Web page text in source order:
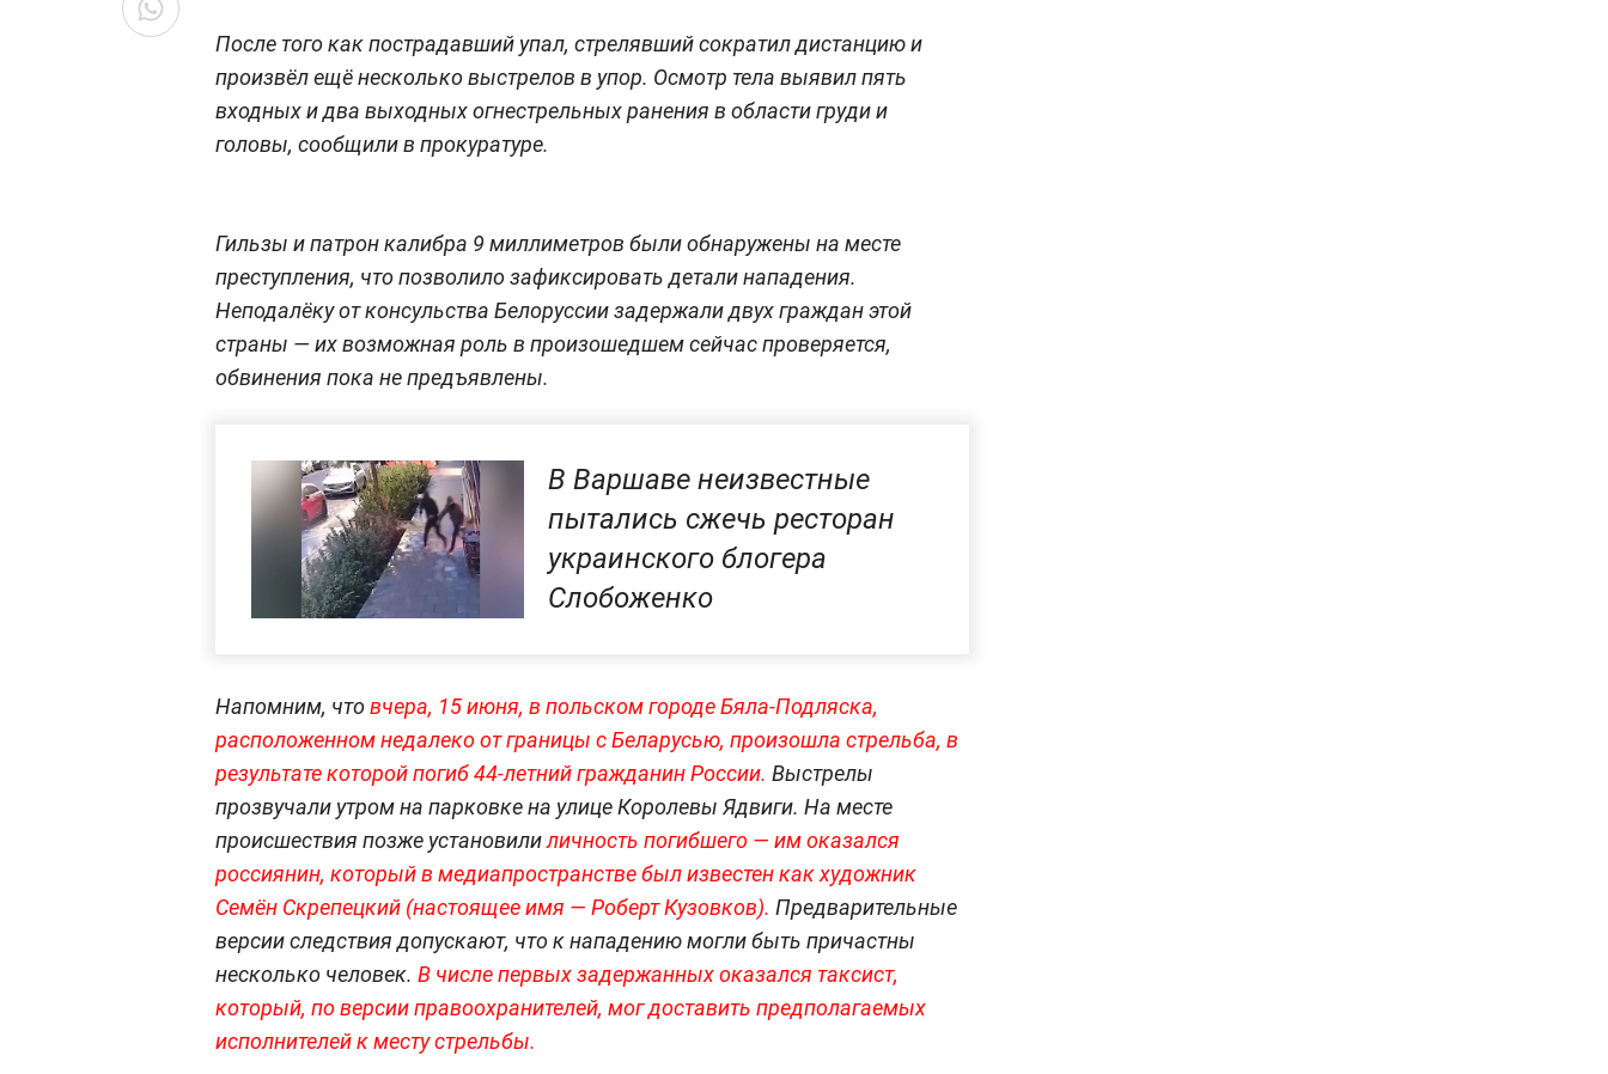
После того как пострадавший упал, стрелявший сократил дистанцию и
произвёл ещё несколько выстрелов в упор. Осмотр тела выявил пять
входных и два выходных огнестрельных ранения в области груди и
головы, сообщили в прокуратуре.
Гильзы и патрон калибра 9 миллиметров были обнаружены на месте
преступления, что позволило зафиксировать детали нападения.
Неподалёку от консульства Белоруссии задержали двух граждан этой
страны — их возможная роль в произошедшем сейчас проверяется,
обвинения пока не предъявлены.
В Варшаве неизвестные
пытались сжечь ресторан
украинского блогера
Слобоженко
Напомним, чтовчера, 15 июня, в польском городе Бяла-Подляска,
расположенном недалеко от границы с Беларусью, произошла стрельба, в
результате которой погиб 44-летний гражданин России. Выстрелы
прозвучали утром на парковке на улице Королевы Ядвиги. На месте
происшествия позже установилиличность погибшего — им оказался
россиянин, который в медиапространстве был известен как художник
Семён Скрепецкий (настоящее имя — Роберт Кузовков). Предварительные
версии следствия допускают, что к нападению могли быть причастны
несколько человек. В числе первых задержанных оказался таксист,
который, по версии правоохранителей, мог доставить предполагаемых
исполнителей к месту стрельбы.